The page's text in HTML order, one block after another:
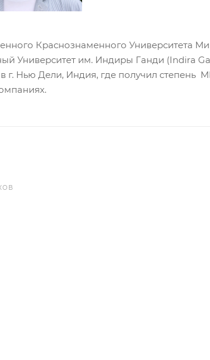
Краснознаменного Университета
Университет им. Индиры Ганди (Indira
г. Нью Дели, Индия, где получил степень